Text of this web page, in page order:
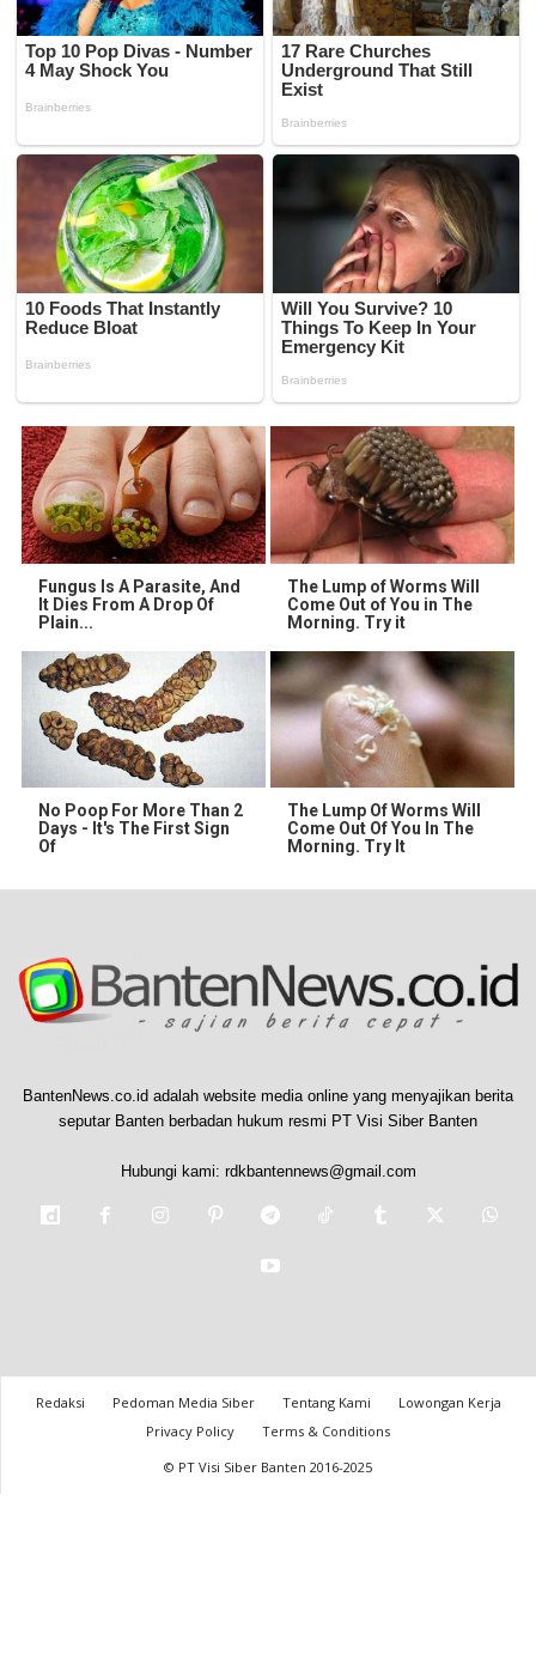
Fungus Is A Parasite, And
It Dies From A Drop Of
Plain...
The Lump of Worms Will
Come Out of You in The
Morning. Try it
No Poop For More Than 2
Days - It's The First Sign
Of
The Lump Of Worms Will
Come Out Of You In The
Morning. Try It
BantenNews.co.id adalah website media online yang menyajikan berita
seputar Banten berbadan hukum resmi PT Visi Siber Banten
Hubungi kami: rdkbantennews@gmail.com
Redaksi Pedoman Media Siber Tentang Kami
Lowongan Kerja
Privacy Policy
Terms & Conditions
© PT Visi Siber Banten 2016-2025